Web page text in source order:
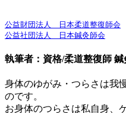
公益財団法人　日本柔道整復師会
公益社団法人　日本鍼灸師会
執筆者：資格/柔道整復師
身体のゆがみ・つらさは我
のです。
お身体のつらさは私自身、